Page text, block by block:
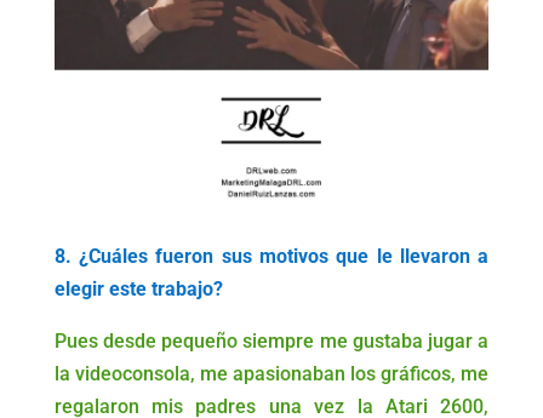
8. ¿Cuáles fueron sus motivos que le llevaron a
elegir este trabajo?
Pues desde pequeño siempre me gustaba jugar a
la videoconsola, me apasionaban los gráficos, me
regalaron mis padres una vez la Atari 2600,